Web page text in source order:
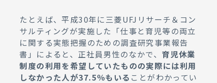
たとえば、平成30年に三菱UFJリサーチ＆コン
サルティングが実施した「仕事と育児等の両立
に関する実態把握のための調査研究事業報告
書」によると、正社員男性のなかで、育児休業
制度の利用を希望していたものの実際には利用
しなかった人が37.5％もいる ことがわかってい